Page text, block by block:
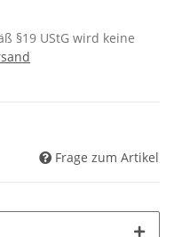
§19 UStG wird keine
Frage zum Artikel